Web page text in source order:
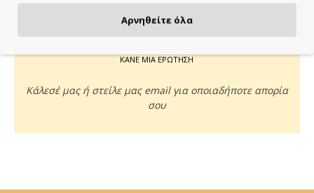
ΚΑΝΕ ΜΙΑ ΕΡΩΤΗΣΗ
Κάλεσέ μας ή στείλε μας email για οποιαδήποτε απορία
σου
Αρνηθείτε όλα